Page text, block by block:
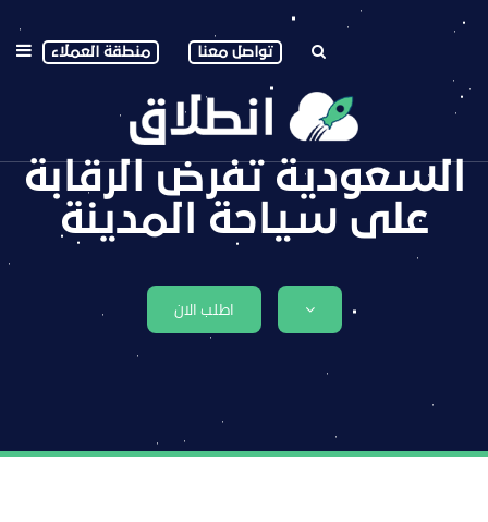
تواصل معنا منطقة العملاء
السعودية تفرض الرقابة
على سياحة المدينة
اطلب الان